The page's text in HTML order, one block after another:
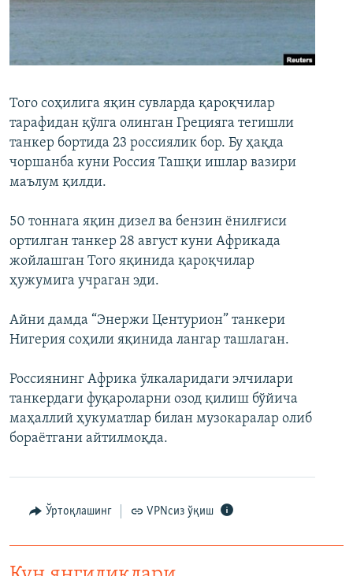
Того соҳилига яқин сувларда қароқчилар
тарафидан қўлга олинган Грецияга тегишли
танкер бортида 23 россиялик бор. Бу ҳақда
чоршанба куни Россия Ташқи ишлар вазири
маълум қилди.
50 тоннага яқин дизел ва бензин ёнилғиси
ортилган танкер 28 август куни Африкада
жойлашган Того яқинида қароқчилар
ҳужумига учраган эди.
Айни дамда “Энержи Центурион” танкери
Нигерия соҳили яқинида лангар ташлаган.
Россиянинг Африка ўлкаларидаги элчилари
танкердаги фуқароларни озод қилиш бўйича
маҳаллий ҳукуматлар билан музокаралар олиб
бораётгани айтилмоқда.
Ўртоқлашинг VPNсиз ўқиш